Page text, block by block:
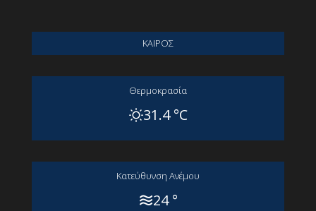
ΚΑΙΡΟΣ
Θερμοκρασία
31.4 °C
Kατεύθυνση Aνέμου
24 °